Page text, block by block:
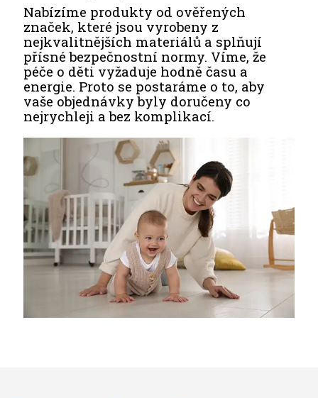
Nabízíme produkty od ověřených
značek, které jsou vyrobeny z
nejkvalitnějších materiálů a splňují
přísné bezpečnostní normy. Víme, že
péče o děti vyžaduje hodně času a
energie. Proto se postaráme o to, aby
vaše objednávky byly doručeny co
nejrychleji a bez komplikací.